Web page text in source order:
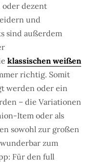
dezent
und
sind außerdem
klassischen weißen
richtig. Somit
werden oder ein
– die Variationen
Item oder als
sowohl zur großen
zum
Für den full